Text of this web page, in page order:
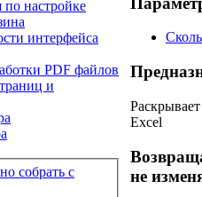
по настройке
интерфейса
PDF файлов
и
собрать с
Excel
не